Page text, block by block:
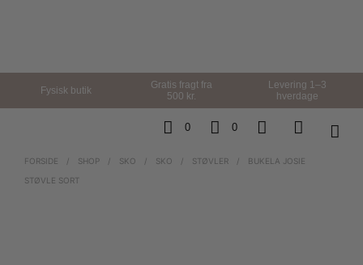
Fysisk butik
Gratis fragt fra
500 kr.
Levering 1–3
hverdage
0 0
FORSIDE / SHOP / SKO / SKO / STØVLER /
BUKELA JOSIE
STØVLE SORT